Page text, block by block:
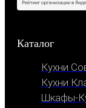
Каталог
Кухни
Кухни
Шкафы-